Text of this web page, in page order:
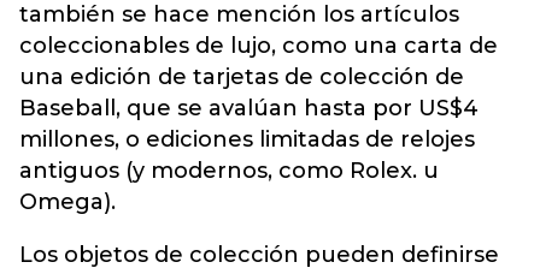
también se hace mención los artículos
coleccionables de lujo, como una carta de
una edición de tarjetas de colección de
Baseball, que se avalúan hasta por US$4
millones, o ediciones limitadas de relojes
antiguos (y modernos, como Rolex. u
Omega).
Los objetos de colección pueden definirse